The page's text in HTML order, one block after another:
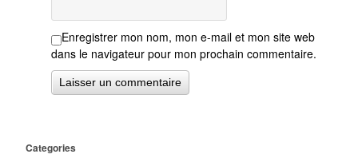
Enregistrer mon nom, mon e-mail et mon site web
dans le navigateur pour mon prochain commentaire.
Categories